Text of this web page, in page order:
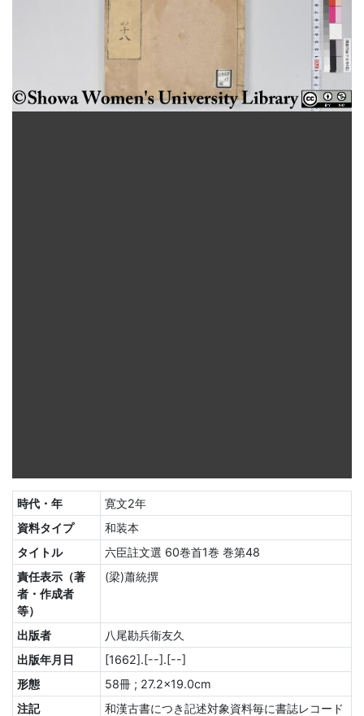
時代・年
寛文2年
資料タイプ
和装本
タイトル
六臣註文選 60巻首1巻 巻第48
責任表示（著
者・作成者
等）
(梁)蕭統撰
出版者
八尾勘兵衞友久
出版年月日
[1662].[--].[--]
形態
58冊 ; 27.2×19.0cm
注記
和漢古書につき記述対象資料毎に書誌レコード